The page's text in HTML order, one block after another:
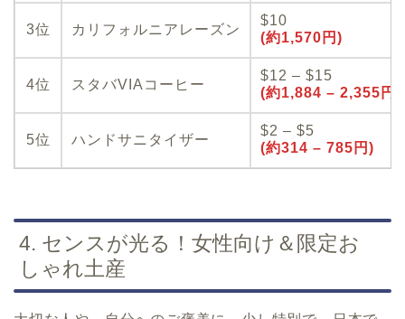
3位 カリフォルニアレーズン
$10
(約1,570円)
4位 スタバVIAコーヒー
$12 – $15
(約1,884 – 2,355円)
5位 ハンドサニタイザー
$2 – $5
(約314 – 785円)
4. センスが光る！女性向け＆限定お
しゃれ土産